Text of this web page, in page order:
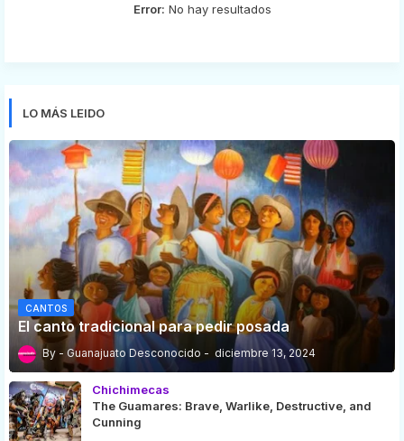
Error: No hay resultados
LO MÁS LEIDO
CANTOS
El canto tradicional para pedir posada
Guanajuato Desconocido diciembre 13, 2024
Chichimecas
The Guamares: Brave, Warlike, Destructive, and
Cunning